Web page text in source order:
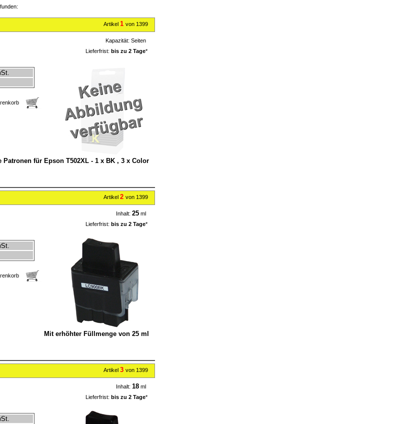
Artikel 1 von 1399
Kapazität: Seiten
Lieferfrist: bis zu 2 Tage*
Patronen für Epson T502XL - 1 x BK , 3 x Color
Artikel 2 von 1399
Inhalt: 25 ml
Lieferfrist: bis zu 2 Tage*
Mit erhöhter Füllmenge von 25 ml
Artikel 3 von 1399
Inhalt: 18 ml
Lieferfrist: bis zu 2 Tage*